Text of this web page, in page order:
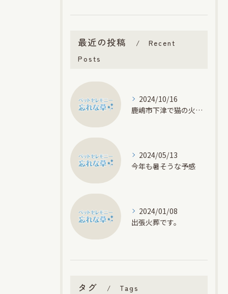
最近の投稿
Recent
Posts
2024/10/16
鹿嶋市下津で猫の火葬です
2024/05/13
今年も暑そうな予感
2024/01/08
出張火葬です。
タグ Tags